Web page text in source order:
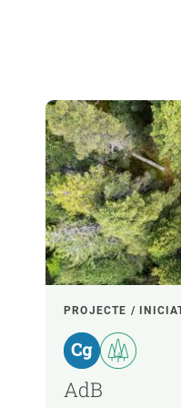
PROJECTE /
AdB
Ciència oberta i
Documentació